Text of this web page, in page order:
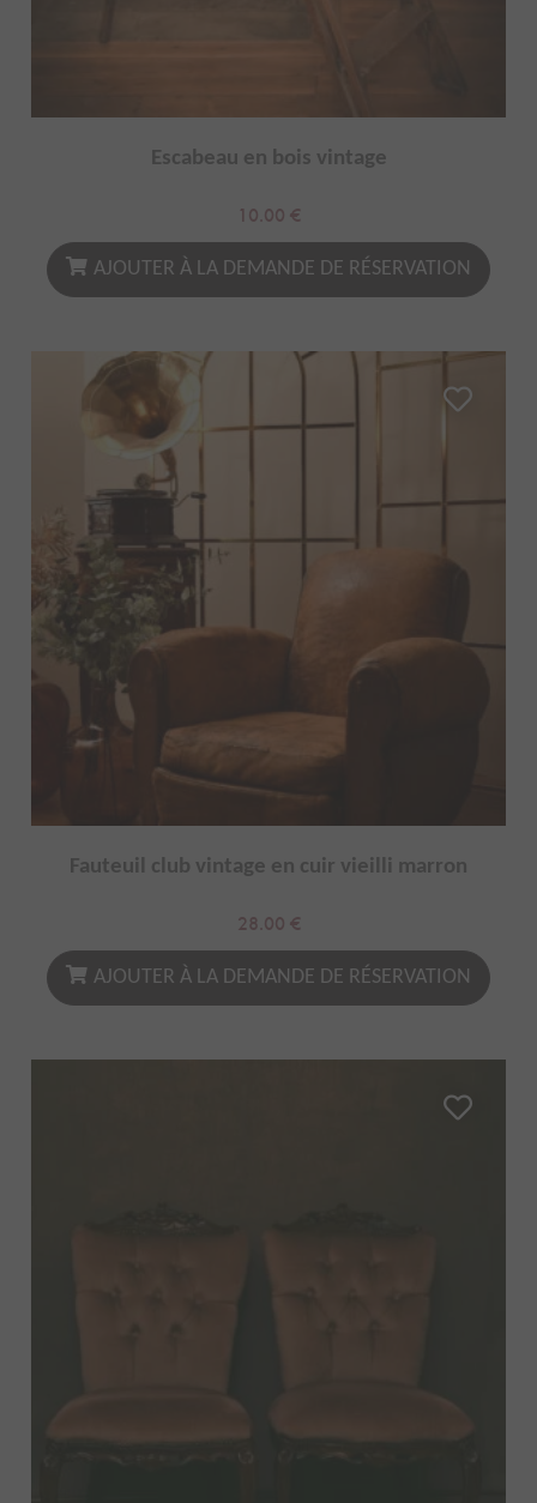
Escabeau en bois vintage
10.00 €
AJOUTER À LA DEMANDE DE RÉSERVATION
Fauteuil club vintage en cuir vieilli marron
28.00 €
AJOUTER À LA DEMANDE DE RÉSERVATION